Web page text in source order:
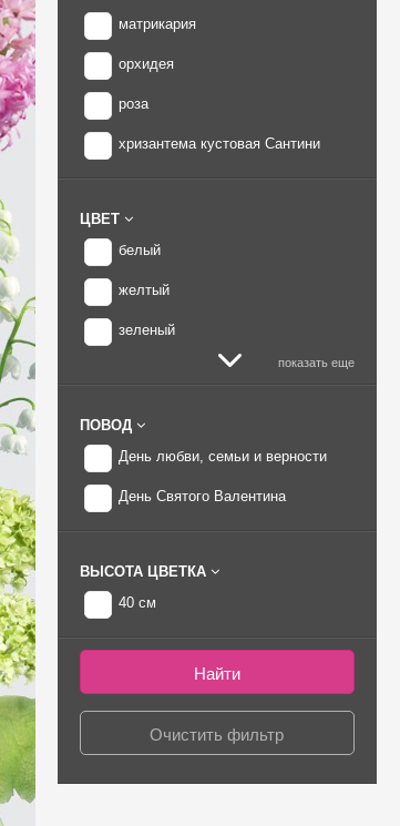
матрикария
орхидея
роза
хризантема кустовая Сантини
ЦВЕТ
белый
желтый
зеленый
показать еще
ПОВОД
День любви, семьи и верности
День Святого Валентина
ВЫСОТА ЦВЕТКА
40 см